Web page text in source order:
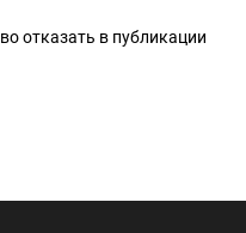
отказать в публикации